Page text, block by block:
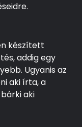
készített
addig egy
Ugyanis az
aki írta, a
aki